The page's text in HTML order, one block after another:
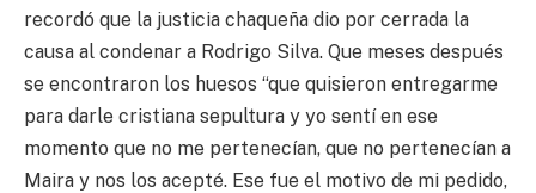
recordó que la justicia chaqueña dio por cerrada la
causa al condenar a Rodrigo Silva. Que meses después
se encontraron los huesos “que quisieron entregarme
para darle cristiana sepultura y yo sentí en ese
momento que no me pertenecían, que no pertenecían a
Maira y nos los acepté. Ese fue el motivo de mi pedido,